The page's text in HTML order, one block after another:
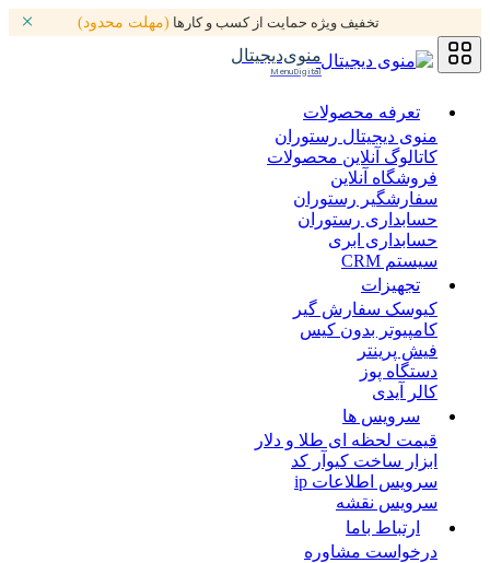
تخفیف ویژه حمایت از کسب و کارها (مهلت محدود)
منوی‌دیجیتال
MenuDigital
تعرفه محصولات
منوی دیجیتال رستوران
کاتالوگ آنلاین محصولات
فروشگاه آنلاین
سفارشگیر رستوران
حسابداری رستوران
حسابداری ابری
سیستم CRM
تجهیزات
کیوسک سفارش گیر
کامپیوتر بدون کیس
فیش پرینتر
دستگاه پوز
کالر آیدی
سرویس ها
قیمت لحظه ای طلا و دلار
ابزار ساخت کیوآر کد
سرویس اطلاعات ip
سرویس نقشه
ارتباط باما
درخواست مشاوره